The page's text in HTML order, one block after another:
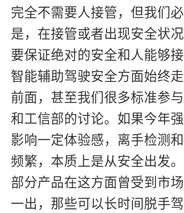
完全不需要人接管，但我们
是，在接管或者出现安全状况
要保证绝对的安全和人能够
智能辅助驾驶安全方面始终
前面，甚至我们很多标准参
和工信部的讨论。如果今年
影响一定体验感，离手检测
频繁，本质上是从安全出发
部分产品在这方面曾受到市
一出，那些可以长时间脱手